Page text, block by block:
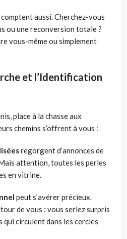
aussi. Cherchez-vous
ou une reconversion totale ?
vous-même ou simplement
et l’Identification
place à la chasse aux
chemins s’offrent à vous :
regorgent d’annonces de
attention, toutes les perles
en vitrine.
peut s’avérer précieux.
de vous : vous seriez surpris
qui circulent dans les cercles